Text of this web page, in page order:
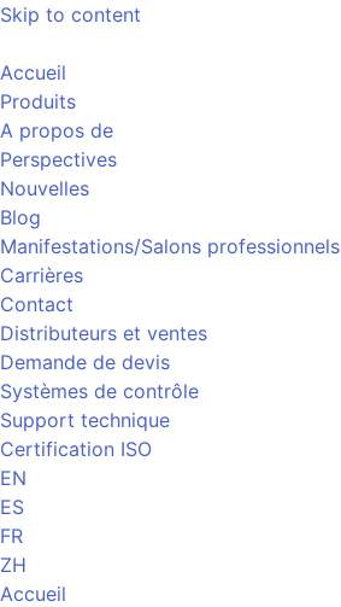
Skip to content
Accueil
Produits
A propos de
Perspectives
Nouvelles
Blog
Manifestations/Salons professionnels
Carrières
Contact
Distributeurs et ventes
Demande de devis
Systèmes de contrôle
Support technique
Certification ISO
EN
ES
FR
ZH
Accueil